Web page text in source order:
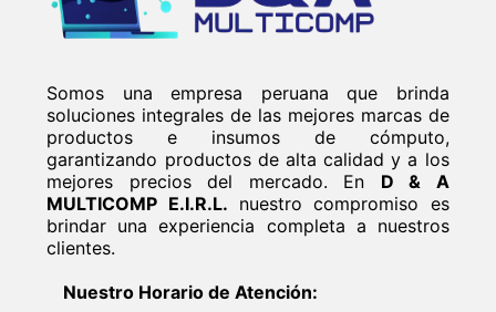
Somos una empresa peruana que brinda
soluciones integrales de las mejores marcas de
productos e insumos de cómputo,
garantizando productos de alta calidad y a los
mejores precios del mercado. En D & A
MULTICOMP E.I.R.L. nuestro compromiso es
brindar una experiencia completa a nuestros
clientes.
Nuestro Horario de Atención: